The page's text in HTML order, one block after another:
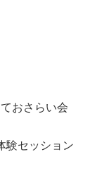
おさらい会
験セッション